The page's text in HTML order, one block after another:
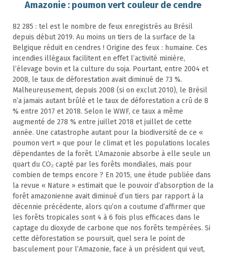
Amazonie : poumon vert couleur de cendre
82 285 : tel est le nombre de feux enregistrés au Brésil
depuis début 2019. Au moins un tiers de la surface de la
Belgique réduit en cendres ! Origine des feux : humaine. Ces
incendies illégaux facilitent en effet l’activité minière,
l’élevage bovin et la culture du soja. Pourtant, entre 2004 et
2008, le taux de déforestation avait diminué de 73 %.
Malheureusement, depuis 2008 (si on exclut 2010), le Brésil
n’a jamais autant brûlé et le taux de déforestation a crû de 8
% entre 2017 et 2018. Selon le WWF, ce taux a même
augmenté de 278 % entre juillet 2018 et juillet de cette
année. Une catastrophe autant pour la biodiversité de ce «
poumon vert » que pour le climat et les populations locales
dépendantes de la forêt. L’Amazonie absorbe à elle seule un
quart du CO₂ capté par les forêts mondiales, mais pour
combien de temps encore ? En 2015, une étude publiée dans
la revue « Nature » estimait que le pouvoir d’absorption de la
forêt amazonienne avait diminué d’un tiers par rapport à la
décennie précédente, alors qu’on a coutume d’affirmer que
les forêts tropicales sont 4 à 6 fois plus efficaces dans le
captage du dioxyde de carbone que nos forêts tempérées. Si
cette déforestation se poursuit, quel sera le point de
basculement pour l’Amazonie, face à un président qui veut,